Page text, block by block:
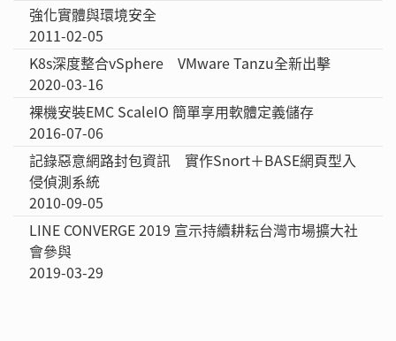
強化實體與環境安全
2011-02-05
K8s深度整合vSphere VMware Tanzu全新出擊
2020-03-16
裸機安裝EMC ScaleIO 簡單享用軟體定義儲存
2016-07-06
記錄惡意網路封包資訊 實作Snort＋BASE網頁型入
侵偵測系統
2010-09-05
LINE CONVERGE 2019 宣示持續耕耘台灣市場擴大社
會參與
2019-03-29